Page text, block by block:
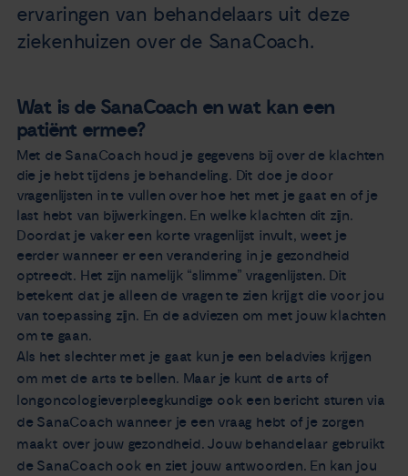
ervaringen van behandelaars uit deze
ziekenhuizen over de SanaCoach.
Wat is de SanaCoach en wat kan een
patiënt ermee?
Met de SanaCoach houd je gegevens bij over de klachten
die je hebt tijdens je behandeling. Dit doe je door
vragenlijsten in te vullen over hoe het met je gaat en of je
last hebt van bijwerkingen. En welke klachten dit zijn.
Doordat je vaker een korte vragenlijst invult, weet je
eerder wanneer er een verandering in je gezondheid
optreedt. Het zijn namelijk “slimme” vragenlijsten. Dit
betekent dat je alleen de vragen te zien krijgt die voor jou
van toepassing zijn. En de adviezen om met jouw klachten
om te gaan.
Als het slechter met je gaat kun je een beladvies krijgen
om met de arts te bellen. Maar je kunt de arts of
longoncologieverpleegkundige ook een bericht sturen via
de SanaCoach wanneer je een vraag hebt of je zorgen
maakt over jouw gezondheid. Jouw behandelaar gebruikt
de SanaCoach ook en ziet jouw antwoorden. En kan jou